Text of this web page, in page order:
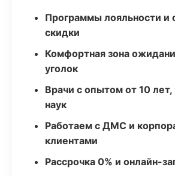
Программы лояльности и
скидки
Комфортная зона
уголок
Врачи с опытом от 10
наук
Работаем с ДМС и
клиентами
Рассрочка 0% и онлайн-